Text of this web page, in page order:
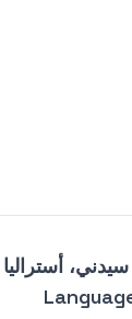
أستراليا